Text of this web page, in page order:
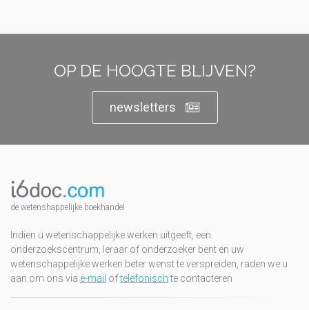
OP DE HOOGTE BLIJVEN?
newsletters
de wetenshappelijke boekhandel
Indien u wetenschappelijke werken uitgeeft, een
onderzoekscentrum, leraar of onderzoeker bent en uw
wetenschappelijke werken beter wenst te verspreiden, raden we u
aan om ons via e-mail oftelefonischte contacteren